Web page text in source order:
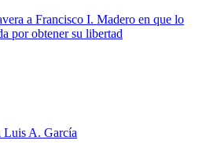
a Francisco I. Madero en que lo
por obtener su libertad
Luis A. García